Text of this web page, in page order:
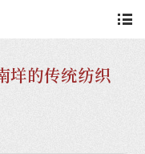
垟的传统纺织